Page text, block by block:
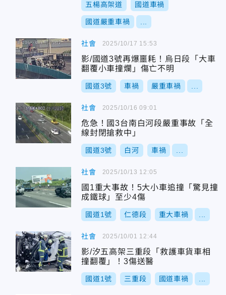
五楊高架道 國道車禍
國道嚴重車禍
社會
影/國道3號再爆噩耗！烏日段「大車
翻覆小車撞爛」傷亡不明
國道3號 車禍 嚴重車禍
2025/10/17 15:53
社會
危急！國3台南白河段嚴重事故「全
線封閉搶救中」
國道3號 白河 車禍
2025/10/16 09:01
社會
國1重大事故！5大小車追撞「驚見撞
成鐵球」至少4傷
國道1號 仁德段 重大車禍
2025/10/13 12:05
社會
影/汐五高架三重段「救護車貨車相
撞翻覆」！3傷送醫
國道1號 三重段 國道車禍
2025/10/01 12:44